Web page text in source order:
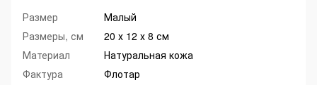
Размер
Малый
Размеры, см
20 х 12 х 8 см
Материал
Натуральная кожа
Фактура
Флотар